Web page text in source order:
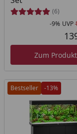
(6)
-9% UVP
Zum Produkt
Bestseller -13%